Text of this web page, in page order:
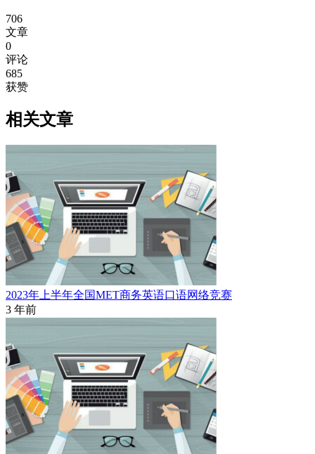
706
文章
0
评论
685
获赞
相关文章
2023年上半年全国MET商务英语口语网络竞赛
3 年前